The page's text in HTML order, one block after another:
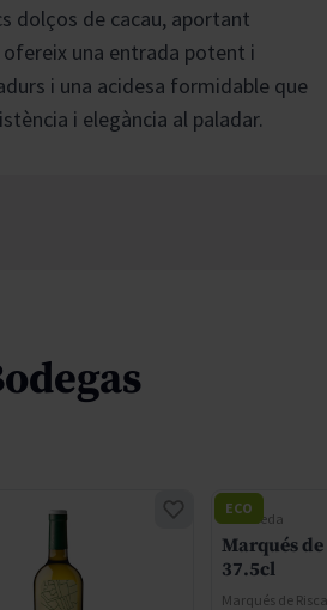
dolços de cacau, aportant
una entrada potent i
i una acidesa formidable que
i elegància al paladar.
DO Rueda
Marqués
37.5cl
Marqués de
ECO